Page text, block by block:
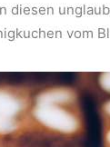
diesen
vom